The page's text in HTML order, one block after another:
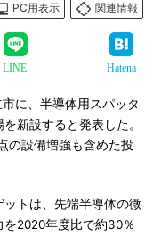
PC用表示
関連情報
LINE Hatena
に、半導体用スパッタ
新設すると発表した。
の設備増強も含めた投
トは、先端半導体の微
2020年度比で約30％